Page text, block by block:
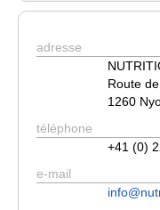
adresse
Route
1260
téléphone
+41 (0)
e-mail